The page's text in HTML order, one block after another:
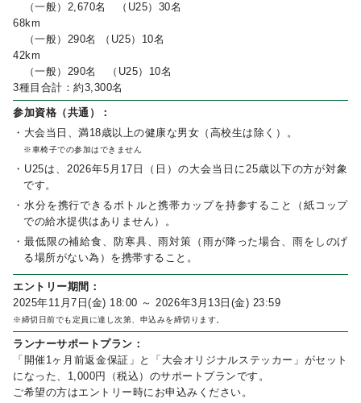
（一般）2,670名 （U25）30名
68km
（一般）290名 （U25）10名
42km
（一般）290名 （U25）10名
3種目合計：約3,300名
参加資格（共通）：
・大会当日、満18歳以上の健康な男女（高校生は除く）。
※車椅子での参加はできません
・U25は、2026年5月17日（日）の大会当日に25歳以下の方が対象
です。
・水分を携行できるボトルと携帯カップを持参すること（紙コップ
での給水提供はありません）。
・最低限の補給食、防寒具、雨対策（雨が降った場合、雨をしのげ
る場所がない為）を携帯すること。
エントリー期間：
2025年11月7日(金) 18:00 ～ 2026年3月13日(金) 23:59
※締切日前でも定員に達し次第、申込みを締切ります。
ランナーサポートプラン：
「開催1ヶ月前返金保証」と「大会オリジナルステッカー」がセット
になった、1,000円（税込）のサポートプランです。
ご希望の方はエントリー時にお申込みください。